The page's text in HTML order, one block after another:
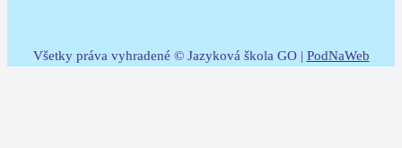
Všetky práva vyhradené © Jazyková škola GO | PodNaWeb